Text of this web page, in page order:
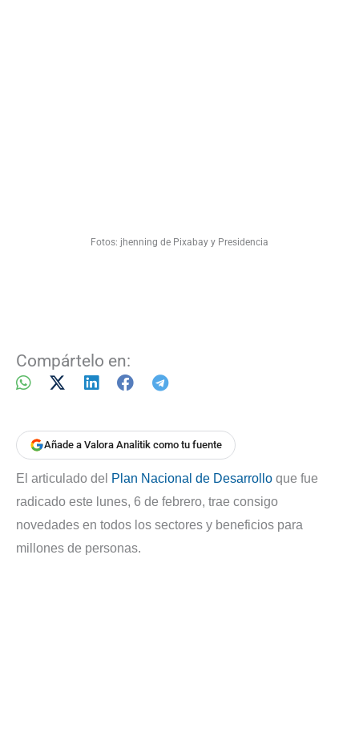
Fotos: jhenning de Pixabay y Presidencia
Compártelo en:
Añade a Valora Analitik como tu fuente
El articulado del Plan Nacional de Desarrollo que fue
radicado este lunes, 6 de febrero, trae consigo
novedades en todos los sectores y beneficios para
millones de personas.